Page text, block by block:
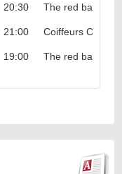
20:30 The red bastards
21:00 Coiffeurs City
19:00 The red bastards